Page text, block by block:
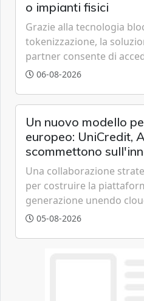
o impianti fisici
Grazie alla tecnologia
tokenizzazione, la
partner consente di
all'eolico ottenendo
06-08-2026
Un nuovo modello
europeo: UniCredit,
scommettono
tecnologica
Una collaborazione
per costruire la
generazione unendo
artificiale.
05-08-2026